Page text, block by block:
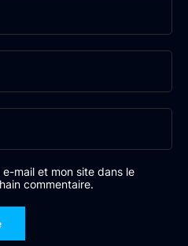
mail et mon site dans le
commentaire.